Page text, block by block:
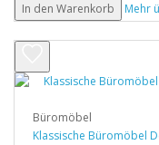
In den Warenkorb
Mehr
Büromöbel
Klassische Büromöbel